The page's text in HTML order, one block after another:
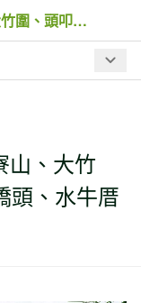
【嘉義】嘉義基石 - 木柵寮山、大竹圍、頭叩、好收、下寮、橋頭、水牛厝
吞山東峰、純柑
原灣山、南通
臺
山、大竹
頭、水牛厝